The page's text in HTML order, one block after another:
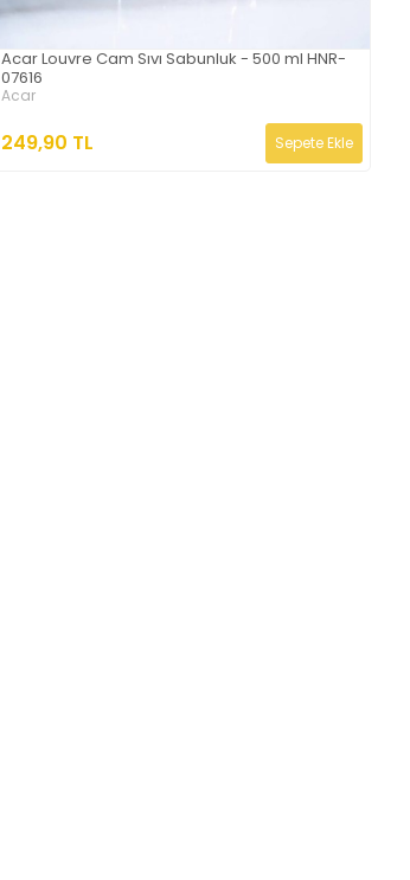
Acar Louvre Cam Sıvı Sabunluk - 500 ml HNR-
07616
Acar
249,90 TL Sepete Ekle